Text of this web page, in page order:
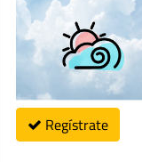
Regístrate